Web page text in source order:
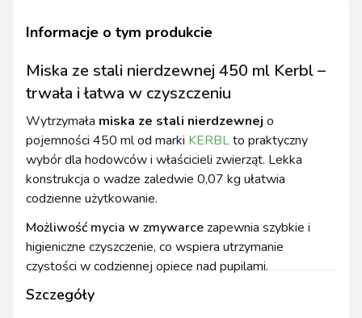
Szczegóły
Informacje o tym produkcie
Miska ze stali nierdzewnej 450 ml Kerbl –
trwała i łatwa w czyszczeniu
Wytrzymała miska ze stali nierdzewnej o
pojemności 450 ml od marki KERBLto praktyczny
wybór dla hodowców i właścicieli zwierząt. Lekka
konstrukcja o wadze zaledwie 0,07 kg ułatwia
codzienne użytkowanie.
Możliwość mycia w zmywarcezapewnia szybkie i
higieniczne czyszczenie, co wspiera utrzymanie
czystości w codziennej opiece nad pupilami.